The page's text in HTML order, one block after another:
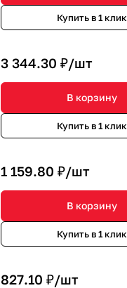
Купить в 1 клик
3 344.30 ₽/шт
В корзину
Купить в 1 клик
1 159.80 ₽/шт
В корзину
Купить в 1 клик
827.10 ₽/шт